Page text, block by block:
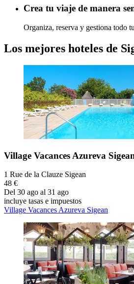
Crea tu viaje de manera
Organiza, reserva y gestiona todo
Los mejores hoteles de
Village Vacances Azureva
1 Rue de la Clauze Sigean
48 €
Del 30 ago al 31 ago
incluye tasas e impuestos
Village Vacances Azureva Sigean